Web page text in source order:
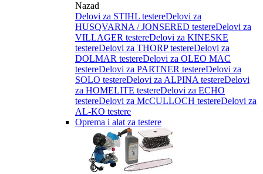
Nazad
Delovi za STIHL testereDelovi za
HUSQVARNA / JONSERED testereDelovi za
VILLAGER testereDelovi za KINESKE
testereDelovi za THORP testereDelovi za
DOLMAR testereDelovi za OLEO MAC
testereDelovi za PARTNER testereDelovi za
SOLO testereDelovi za ALPINA testereDelovi
za HOMELITE testereDelovi za ECHO
testereDelovi za McCULLOCH testereDelovi za
AL-KO testere
Oprema i alat za testere